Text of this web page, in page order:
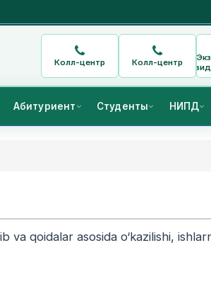
Колл-центр Колл-центр
Абитуриент Студенты НИПД
va qoidalar asosida o‘kazilishi,